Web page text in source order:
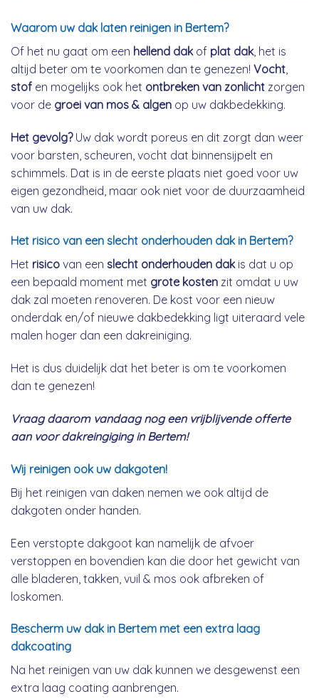
Waarom uw dak laten reinigen in Bertem?
Of het nu gaat om een hellend dakof plat dak, het is
altijd beter om te voorkomen dan te genezen! Vocht
stof en mogelijks ook het ontbreken van zonlicht zorgen
voor de groei van mos & algen op uw dakbedekking.
Het gevolg?Uw dak wordt poreus en dit zorgt dan weer
voor barsten, scheuren, vocht dat binnensijpelt en
schimmels. Dat is in de eerste plaats niet goed voor uw
eigen gezondheid, maar ook niet voor de duurzaamheid
van uw dak.
Het risico van een slecht onderhouden dak in Bertem?
Het risico van een slecht onderhouden dakis dat u op
een bepaald moment met grote kosten zit omdat u uw
dak zal moeten renoveren. De kost voor een nieuw
onderdak en/of nieuwe dakbedekking ligt uiteraard vele
malen hoger dan een dakreiniging.
Het is dus duidelijk dat het beter is om te voorkomen
dan te genezen!
Vraag daarom vandaag nog een vrijblijvende offerte
aan voor dakreingiging in Bertem!
Wij reinigen ook uw dakgoten!
Bij het reinigen van daken nemen we ook altijd de
dakgoten onder handen.
Een verstopte dakgoot kan namelijk de afvoer
verstoppen en bovendien kan die door het gewicht van
alle bladeren, takken, vuil & mos ook afbreken of
loskomen.
Bescherm uw dak in Bertem met een extra laag
dakcoating
Na het reinigen van uw dak kunnen we desgewenst een
extra laag coating aanbrengen.